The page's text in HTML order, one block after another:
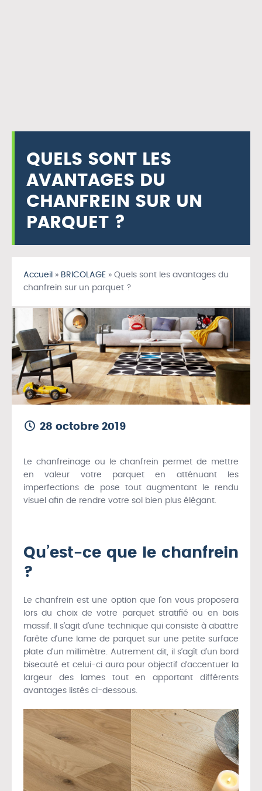
QUELS SONT LES
AVANTAGES DU
CHANFREIN SUR UN
PARQUET ?
Accueil » BRICOLAGE » Quels sont les avantages du
chanfrein sur un parquet ?
28 octobre 2019
Le chanfreinage ou le chanfrein permet de mettre
en valeur votre parquet en atténuant les
imperfections de pose tout augmentant le rendu
visuel afin de rendre votre sol bien plus élégant.
Qu’est-ce que le chanfrein
?
Le chanfrein est une option que l’on vous proposera
lors du choix de votre parquet stratifié ou en bois
massif. Il s’agit d’une technique qui consiste à abattre
l’arête d’une lame de parquet sur une petite surface
plate d’un millimètre. Autrement dit, il s’agît d’un bord
biseauté et celui-ci aura pour objectif d’accentuer la
largeur des lames tout en apportant différents
avantages listés ci-dessous.